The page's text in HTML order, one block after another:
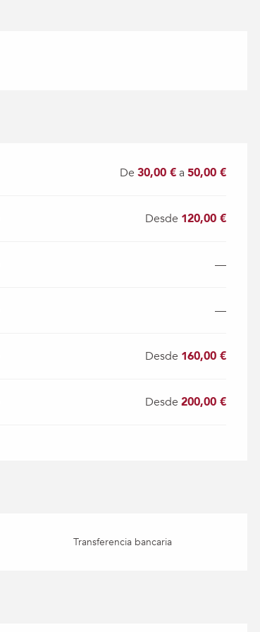
De30,00 €a50,00 €
Desde 120,00 €
—
—
Desde 160,00 €
Desde200,00 €
Transferencia bancaria